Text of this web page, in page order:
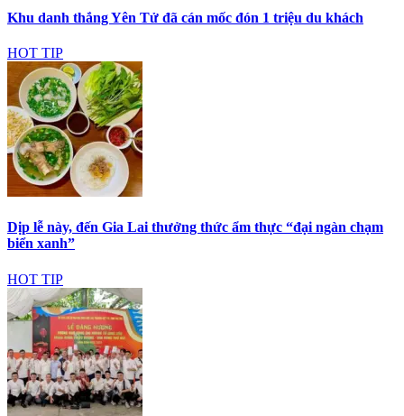
Khu danh thắng Yên Tử đã cán mốc đón 1 triệu du khách
HOT TIP
Dịp lễ này, đến Gia Lai thưởng thức ẩm thực “đại ngàn chạm
biển xanh”
HOT TIP